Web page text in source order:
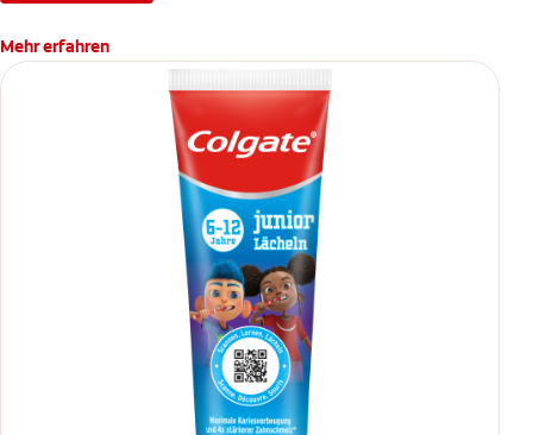
Mehr erfahren